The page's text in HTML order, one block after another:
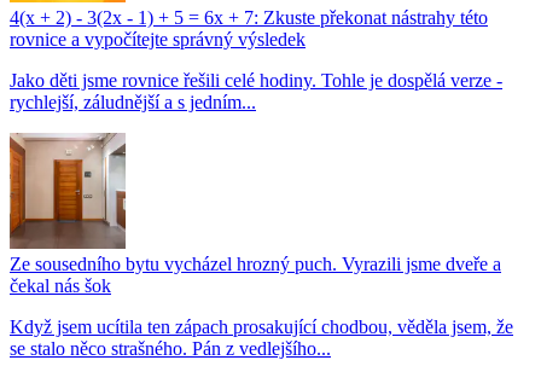
4(x + 2) - 3(2x - 1) + 5 = 6x + 7: Zkuste překonat nástrahy této
rovnice a vypočítejte správný výsledek
Jako děti jsme rovnice řešili celé hodiny. Tohle je dospělá verze -
rychlejší, záludnější a s jedním...
Ze sousedního bytu vycházel hrozný puch. Vyrazili jsme dveře a
čekal nás šok
Když jsem ucítila ten zápach prosakující chodbou, věděla jsem, že
se stalo něco strašného. Pán z vedlejšího...